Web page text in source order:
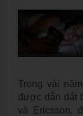
Trong vài
được dẫn dắt
và Ericsson,